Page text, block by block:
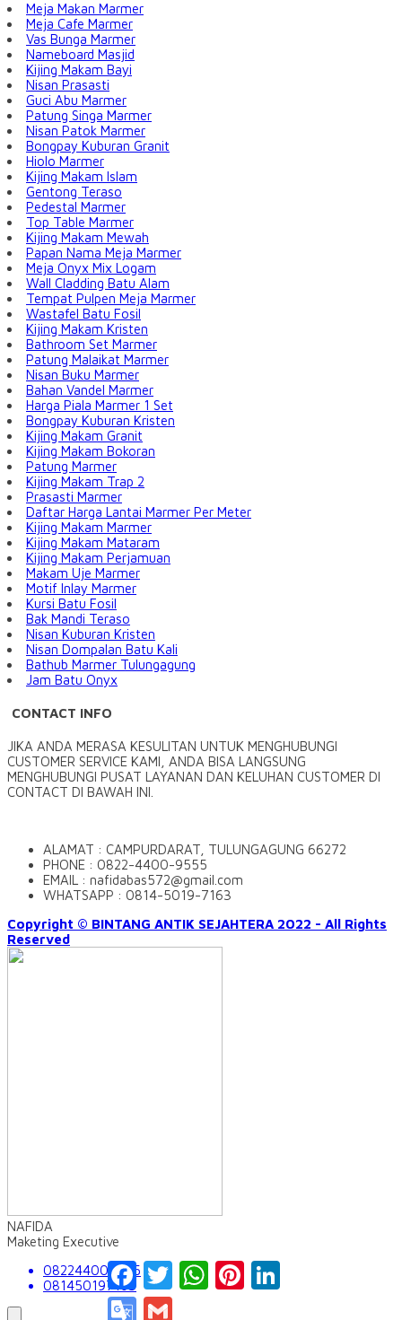
Meja Makan Marmer
Meja Cafe Marmer
Vas Bunga Marmer
Nameboard Masjid
Kijing Makam Bayi
Nisan Prasasti
Guci Abu Marmer
Patung Singa Marmer
Nisan Patok Marmer
Bongpay Kuburan Granit
Hiolo Marmer
Kijing Makam Islam
Gentong Teraso
Pedestal Marmer
Top Table Marmer
Kijing Makam Mewah
Papan Nama Meja Marmer
Meja Onyx Mix Logam
Wall Cladding Batu Alam
Tempat Pulpen Meja Marmer
Wastafel Batu Fosil
Kijing Makam Kristen
Bathroom Set Marmer
Patung Malaikat Marmer
Nisan Buku Marmer
Bahan Vandel Marmer
Harga Piala Marmer 1 Set
Bongpay Kuburan Kristen
Kijing Makam Granit
Kijing Makam Bokoran
Patung Marmer
Kijing Makam Trap 2
Prasasti Marmer
Daftar Harga Lantai Marmer Per Meter
Kijing Makam Marmer
Kijing Makam Mataram
Kijing Makam Perjamuan
Makam Uje Marmer
Motif Inlay Marmer
Kursi Batu Fosil
Bak Mandi Teraso
Nisan Kuburan Kristen
Nisan Dompalan Batu Kali
Bathub Marmer Tulungagung
Jam Batu Onyx
CONTACT INFO
JIKA ANDA MERASA KESULITAN UNTUK MENGHUBUNGI
CUSTOMER SERVICE KAMI, ANDA BISA LANGSUNG
MENGHUBUNGI PUSAT LAYANAN DAN KELUHAN CUSTOMER DI
CONTACT DI BAWAH INI.
ALAMAT : CAMPURDARAT, TULUNGAGUNG 66272
PHONE : 0822-4400-9555
EMAIL : nafidabas572@gmail.com
WHATSAPP : 0814-5019-7163
Copyright © BINTANG ANTIK SEJAHTERA 2022 - All Rights
Reserved
NAFIDA
Maketing Executive
082244009555
081450197163
FacebookTwitterWhatsAppPinterest
Google